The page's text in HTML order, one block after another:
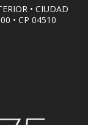
• CIUDAD
• CP 04510